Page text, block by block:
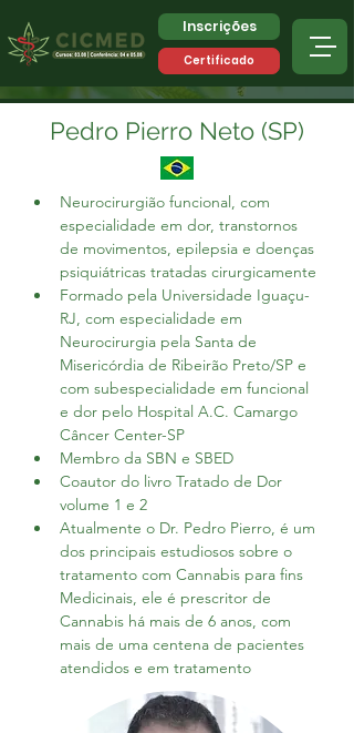
Inscrições
Certificado
Pedro Pierro Neto (SP)
Neurocirurgião funcional, com
especialidade em dor, transtornos
de movimentos, epilepsia e doenças
psiquiátricas tratadas cirurgicamente
Formado pela Universidade Iguaçu-
RJ, com especialidade em
Neurocirurgia pela Santa de
Misericórdia de Ribeirão Preto/SP e
com subespecialidade em funcional
e dor pelo Hospital A.C. Camargo
Câncer Center-SP
Membro da SBN e SBED
Coautor do livro Tratado de Dor
volume 1 e 2
Atualmente o Dr. Pedro Pierro, é um
dos principais estudiosos sobre o
tratamento com Cannabis para fins
Medicinais, ele é prescritor de
Cannabis há mais de 6 anos, com
mais de uma centena de pacientes
atendidos e em tratamento